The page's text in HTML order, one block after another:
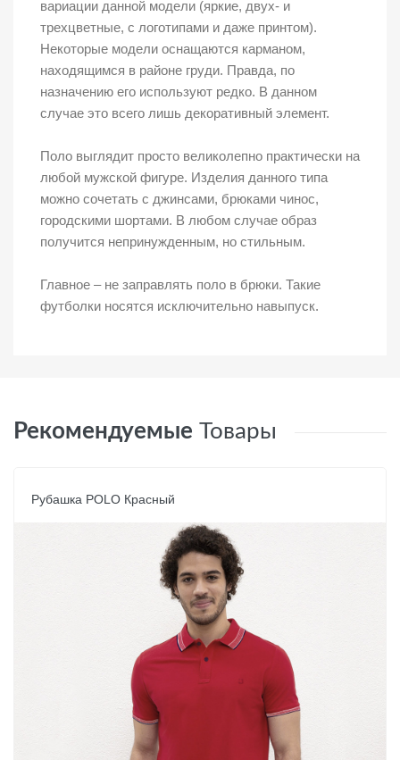
вариации данной модели (яркие, двух- и
трехцветные, с логотипами и даже принтом).
Некоторые модели оснащаются карманом,
находящимся в районе груди. Правда, по
назначению его используют редко. В данном
случае это всего лишь декоративный элемент.
Поло выглядит просто великолепно практически на
любой мужской фигуре. Изделия данного типа
можно сочетать с джинсами, брюками чинос,
городскими шортами. В любом случае образ
получится непринужденным, но стильным.
Главное – не заправлять поло в брюки. Такие
футболки носятся исключительно навыпуск.
Рекомендуемые Товары
Рубашка POLO Красный